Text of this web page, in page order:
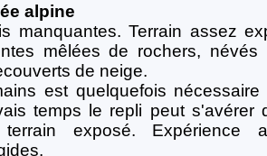
alpine
manquantes. Terrain assez
mêlées de rochers,
de neige.
est quelquefois
temps le repli peut s'avérer
exposé. Expérience